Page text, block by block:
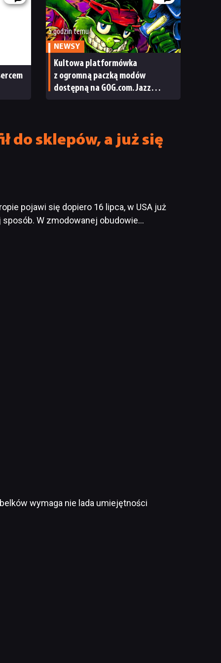
5 godzin temu
NEWSY
Kultowa platformówka
z ogromną paczką modów
dostępną na GOG.com. Jazz
do sklepów, a już się
pojawi się dopiero 16 lipca, w USA już
W zmodowanej obudowie…
wymaga nie lada umiejętności